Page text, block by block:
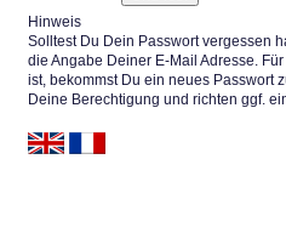
Hinweis
Solltest Du Dein Passwort vergessen
die Angabe Deiner E-Mail Adresse.
ist, bekommst Du ein neues Passwort
Deine Berechtigung und richten ggf.